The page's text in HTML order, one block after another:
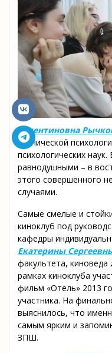
Валентиновна
клинической
психологических
равнодушными – в
этого совершенного
случаями.
Самые смелые и
киноклуб под
кафедры
Екатерины
факультета, киноведа
рамках киноклуба
фильм «Отель» 2013
участника. На
выяснилось, что
самым ярким и
ЗПШ.